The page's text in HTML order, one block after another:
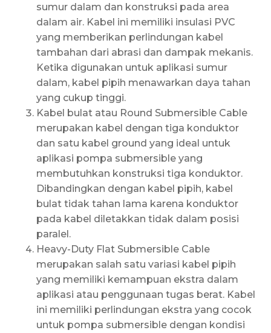
sumur dalam dan konstruksi pada area
dalam air. Kabel ini memiliki insulasi PVC
yang memberikan perlindungan kabel
tambahan dari abrasi dan dampak mekanis.
Ketika digunakan untuk aplikasi sumur
dalam, kabel pipih menawarkan daya tahan
yang cukup tinggi.
Kabel bulat atau Round Submersible Cable
merupakan kabel dengan tiga konduktor
dan satu kabel ground yang ideal untuk
aplikasi pompa submersible yang
membutuhkan konstruksi tiga konduktor.
Dibandingkan dengan kabel pipih, kabel
bulat tidak tahan lama karena konduktor
pada kabel diletakkan tidak dalam posisi
paralel.
Heavy-Duty Flat Submersible Cable
merupakan salah satu variasi kabel pipih
yang memiliki kemampuan ekstra dalam
aplikasi atau penggunaan tugas berat. Kabel
ini memiliki perlindungan ekstra yang cocok
untuk pompa submersible dengan kondisi